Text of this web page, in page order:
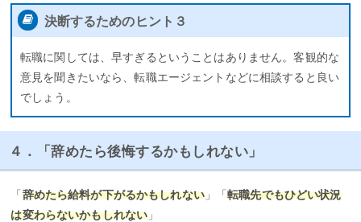
決断するためのヒント３
転職に関しては、早すぎるということはありません。客観的な
意見を聞きたいなら、転職エージェントなどに相談すると良い
でしょう。
４．「辞めたら後悔するかもしれない」
「 辞めたら給料が下がるかもしれない」「転職先でもひどい状況
は変わらないかもしれない 」